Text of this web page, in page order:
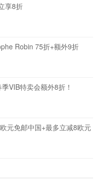
享8折
Robin 75折+额外9折
VIB特卖会额外8折！
元免邮中国+最多立减8欧元